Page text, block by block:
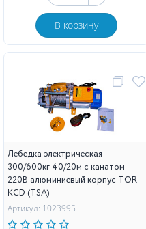
В корзину
Лебедка электрическая
300/600кг 40/20м с канатом
220В алюминиевый корпус TOR
KCD (TSA)
Артикул: 1023995